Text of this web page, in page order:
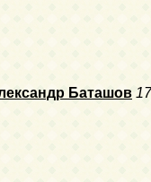
Баташов